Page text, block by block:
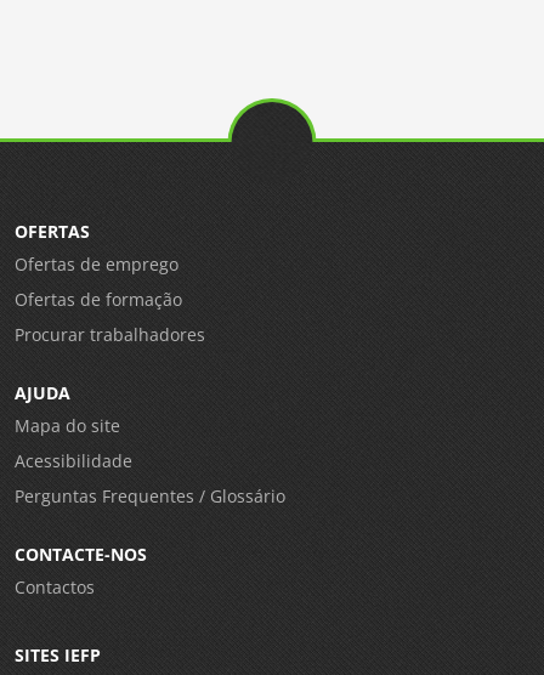
OFERTAS
Ofertas de emprego
Ofertas de formação
Procurar trabalhadores
AJUDA
Mapa do site
Acessibilidade
Perguntas Frequentes / Glossário
CONTACTE-NOS
Contactos
SITES IEFP